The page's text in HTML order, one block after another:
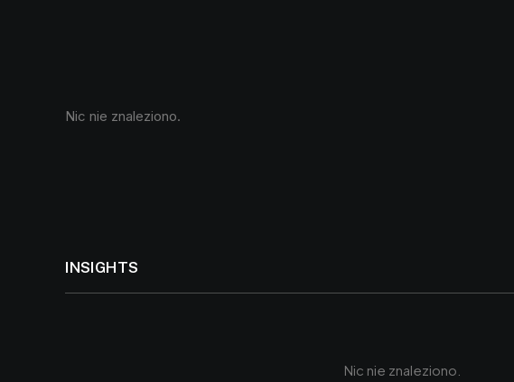
Nic nie znaleziono.
INSIGHTS
Nic nie znaleziono.